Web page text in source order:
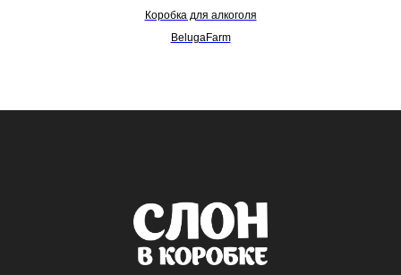
Коробка для алкоголя
BelugaFarm